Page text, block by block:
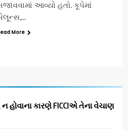
આવ્યો હતો. કૂપેમાં
More
હોવાના કારણે FICCIએ તેના વેચાણ